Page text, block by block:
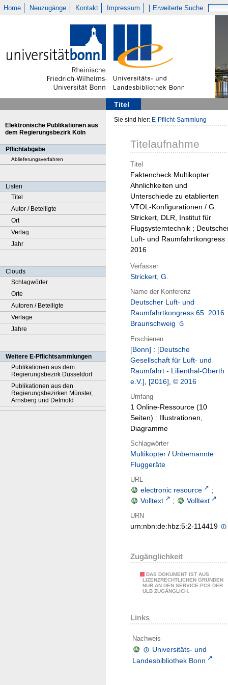
Home Neuzugänge Kontakt Impressum Erweiterte Suche
Titel
Elektronische Publikationen aus
dem Regierungsbezirk Köln
Pflichtabgabe
Ablieferungsverfahren
Listen
Titel
Autor / Beteiligte
Ort
Verlag
Jahr
Clouds
Schlagwörter
Orte
Autoren / Beteiligte
Verlage
Jahre
Weitere E-Pflichtsammlungen
Publikationen aus dem
Regierungsbezirk Düsseldorf
Publikationen aus den
Regierungsbezirken Münster,
Arnsberg und Detmold
Sie sind hier: E-Pflicht-Sammlung
Titelaufnahme
Titel
Faktencheck Multikopter:
Ähnlichkeiten und
Unterschiede zu etablierten
VTOL-Konfigurationen / G.
Strickert, DLR, Institut für
Flugsystemtechnik ;
Luft- und Raumfahrtkongress
2016
Verfasser
Strickert, G.
Name der Konferenz
Deutscher Luft- und
Raumfahrtkongress 65. 2016
Braunschweig
Erschienen
[Bonn] : [Deutsche
Gesellschaft für Luft- und
Raumfahrt - Lilienthal-Oberth
e.V.], [2016], © 2016
Umfang
1 Online-Ressource (10
Seiten) : Illustrationen,
Diagramme
Schlagwörter
Multikopter / Unbemannte
Fluggeräte
URL
electronic resource
;
Volltext
; Volltext
URN
urn:nbn:de:hbz:5:2-114419
Zugänglichkeit
DAS DOKUMENT IST AUS
LIZENZRECHTLICHEN GRÜNDEN
NUR AN DEN SERVICE-PCS DER
ULB ZUGÄNGLICH.
Links
Nachweis
Universitäts- und
Landesbibliothek Bonn